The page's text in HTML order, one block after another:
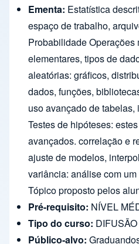
Ementa: Estatística
espaço de trabalho,
Probabilidade Operações
elementares, tipos de
aleatórias: gráficos,
dados, funções,
uso avançado de
Testes de hipóteses:
avançados. correlação e
ajuste de modelos,
variância: análise com
Tópico proposto pelos
Pré-requisito: NÍVEL
Tipo do curso:
Público-alvo: